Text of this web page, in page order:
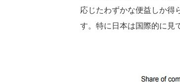
応じたわずかな便益しか得
す。特に日本は国際的に見